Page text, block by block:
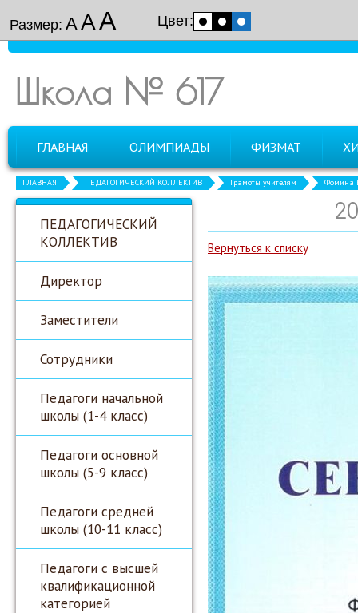
Размер: ААА Цвет:
Школа № 617
ГЛАВНАЯ ОЛИМПИАДЫ ФИЗМАТ
ГЛАВНАЯ ПЕДАГОГИЧЕСКИЙ КОЛЛЕКТИВ Грамоты учителям Фомина
ПЕДАГОГИЧЕСКИЙ
КОЛЛЕКТИВ
Директор
Заместители
Сотрудники
Педагоги начальной
школы (1-4 класс)
Педагоги основной
школы (5-9 класс)
Педагоги средней
школы (10-11 класс)
Педагоги с высшей
квалификационной
категорией
Вернуться к списку